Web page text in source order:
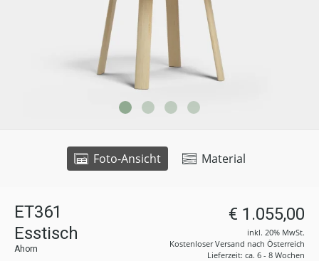
Foto-Ansicht Material
ET361
Esstisch
Ahorn
€ 1.055,00
inkl. 20% MwSt.
Kostenloser Versand nach Österreich
Lieferzeit: ca. 6 - 8 Wochen